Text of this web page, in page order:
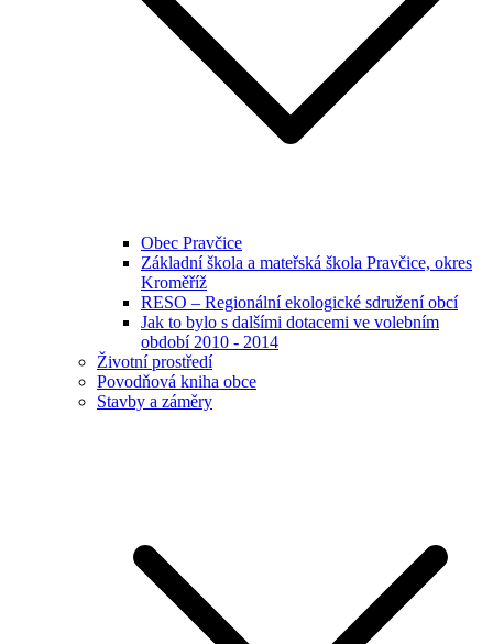
Obec Pravčice
Základní škola a mateřská škola Pravčice, okres
Kroměříž
RESO – Regionální ekologické sdružení obcí
Jak to bylo s dalšími dotacemi ve volebním
období 2010 - 2014
Životní prostředí
Povodňová kniha obce
Stavby a záměry